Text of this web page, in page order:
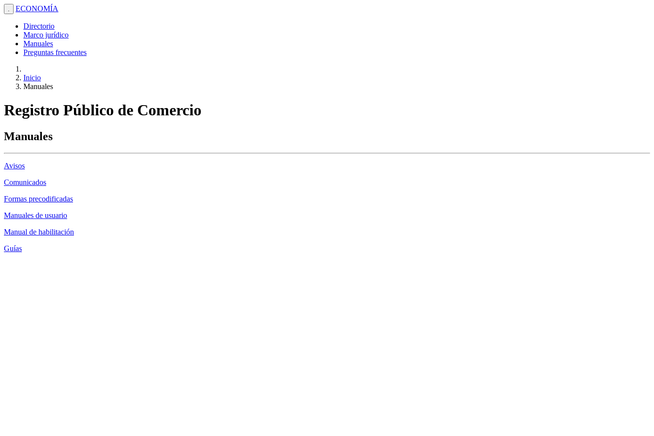
. ECONOMÍA
Directorio
Marco jurídico
Manuales
Preguntas frecuentes
Inicio
Manuales
Registro Público de Comercio
Manuales
Avisos
Comunicados
Formas precodificadas
Manuales de usuario
Manual de habilitación
Guías